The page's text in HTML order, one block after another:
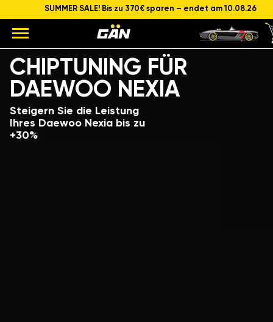
SUMMER SALE! Bis zu 370€ sparen – endet am 10.08.26
CHIPTUNING FÜR
DAEWOO NEXIA
Steigern Sie die Leistung
Ihres Daewoo Nexia bis zu
+30%
Modell
Hubraum und Leistung des Motors